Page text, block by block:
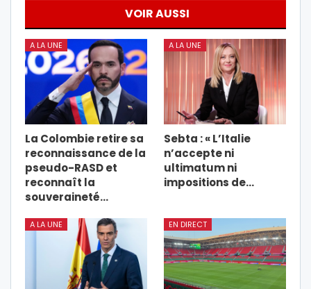
VOIR AUSSI
A LA UNE
La Colombie retire sa
reconnaissance de la
pseudo-RASD et
reconnaît la
souveraineté…
A LA UNE
Sebta : « L’Italie
n’accepte ni
ultimatum ni
impositions de…
A LA UNE EN DIRECT